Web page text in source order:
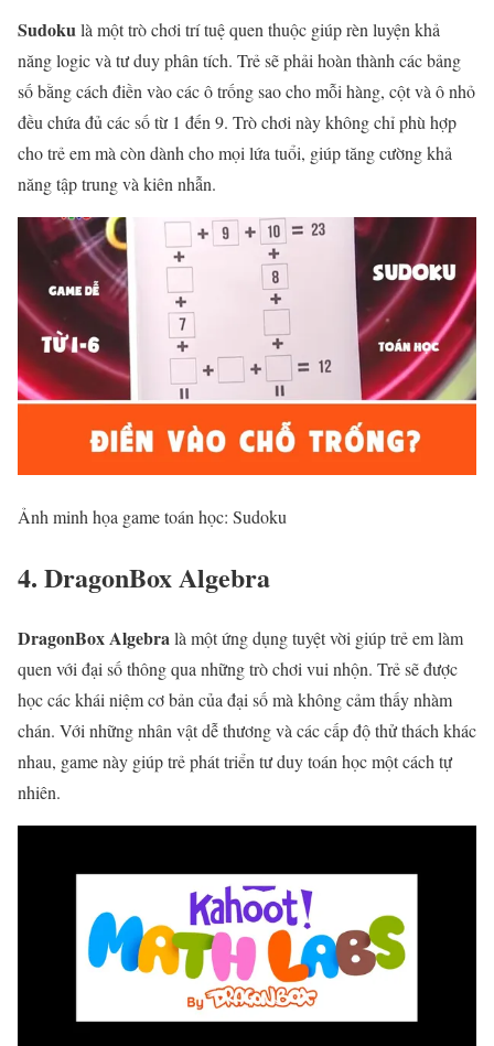
Sudokulà một trò chơi trí tuệ quen thuộc giúp rèn luyện khả
năng logic và tư duy phân tích. Trẻ sẽ phải hoàn thành các bảng
số bằng cách điền vào các ô trống sao cho mỗi hàng, cột và ô nhỏ
đều chứa đủ các số từ 1 đến 9. Trò chơi này không chỉ phù hợp
cho trẻ em mà còn dành cho mọi lứa tuổi, giúp tăng cường khả
năng tập trung và kiên nhẫn.
Ảnh minh họa game toán học: Sudoku
4. DragonBox Algebra
DragonBox Algebra là một ứng dụng tuyệt vời giúp trẻ em làm
quen với đại số thông qua những trò chơi vui nhộn. Trẻ sẽ được
học các khái niệm cơ bản của đại số mà không cảm thấy nhàm
chán. Với những nhân vật dễ thương và các cấp độ thử thách khác
nhau, game này giúp trẻ phát triển tư duy toán học một cách tự
nhiên.